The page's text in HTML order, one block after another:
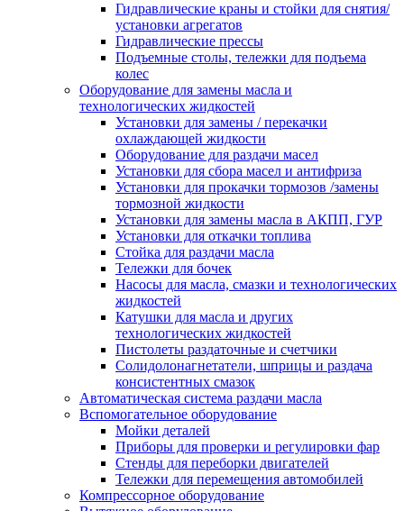
Гидравлические краны и стойки для снятия/
установки агрегатов
Гидравлические прессы
Подъемные столы, тележки для подъема
колес
Оборудование для замены масла и
технологических жидкостей
Установки для замены / перекачки
охлаждающей жидкости
Оборудование для раздачи масел
Установки для сбора масел и антифриза
Установки для прокачки тормозов /замены
тормозной жидкости
Установки для замены масла в АКПП, ГУР
Установки для откачки топлива
Стойка для раздачи масла
Тележки для бочек
Насосы для масла, смазки и технологических
жидкостей
Катушки для масла и других
технологических жидкостей
Пистолеты раздаточные и счетчики
Солидолонагнетатели, шприцы и раздача
консистентных смазок
Автоматическая система раздачи масла
Вспомогательное оборудование
Мойки деталей
Приборы для проверки и регулировки фар
Стенды для переборки двигателей
Тележки для перемещения автомобилей
Компрессорное оборудование